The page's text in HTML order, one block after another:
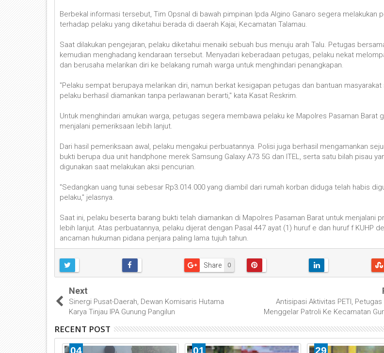
Berbekal informasi tersebut, Tim Opsnal di bawah pimpinan Ipda Algino Ganaro segera melakukan
terhadap pelaku yang diketahui berada di daerah Kajai, Kecamatan Talamau.
Saat dilakukan pengejaran, pelaku diketahui menaiki sebuah bus menuju arah Talu. Petugas
kemudian menghadang kendaraan tersebut. Menyadari keberadaan petugas, pelaku nekat
dan berusaha melarikan diri ke belakang rumah warga untuk menghindari penangkapan.
"Pelaku sempat berupaya melarikan diri, namun berkat kesigapan petugas dan bantuan masyarakat
pelaku berhasil diamankan tanpa perlawanan berarti," kata Kasat Reskrim.
Untuk menghindari amukan warga, petugas segera membawa pelaku ke Mapolres Pasaman Barat
menjalani pemeriksaan lebih lanjut.
Dari hasil pemeriksaan awal, pelaku mengakui perbuatannya. Polisi juga berhasil mengamankan
bukti berupa dua unit handphone merek Samsung Galaxy A73 5G dan ITEL, serta satu bilah pisau
digunakan saat melakukan aksi pencurian.
"Sedangkan uang tunai sebesar Rp3.014.000 yang diambil dari rumah korban diduga telah habis
pelaku," jelasnya.
Saat ini, pelaku beserta barang bukti telah diamankan di Mapolres Pasaman Barat untuk menjalani
lebih lanjut. Atas perbuatannya, pelaku dijerat dengan Pasal 447 ayat (1) huruf e dan huruf f KUHP
ancaman hukuman pidana penjara paling lama tujuh tahun.
0
Share
Next
Sinergi Pusat-Daerah, Dewan Komisaris Hutama
Karya Tinjau IPA Gunung Pangilun
Antisipasi Aktivitas PETI, Petugas
Menggelar Patroli Ke Kecamatan
RECENT POST
04 01 29